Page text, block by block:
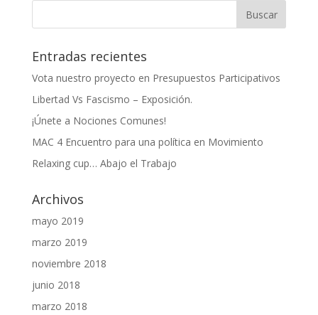
Entradas recientes
Vota nuestro proyecto en Presupuestos Participativos
Libertad Vs Fascismo – Exposición.
¡Únete a Nociones Comunes!
MAC 4 Encuentro para una política en Movimiento
Relaxing cup… Abajo el Trabajo
Archivos
mayo 2019
marzo 2019
noviembre 2018
junio 2018
marzo 2018